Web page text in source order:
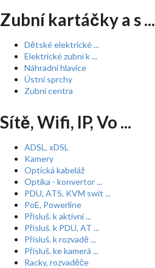
Zubní kartáčky a s ...
Dětské elektrické ...
Elektrické zubní k ...
Náhradní hlavice
Ústní sprchy
Zubní centra
Sítě, Wifi, IP, Vo ...
ADSL, xDSL
Kamery
Optická kabeláž
Optika - konvertor ...
PDU, ATS, KVM swit ...
PoE, Powerline
Přísluš. k aktivní ...
Přísluš. k PDU, AT ...
Přísluš. k rozvadě ...
Přísluš. ke kamerá ...
Racky, rozvaděče